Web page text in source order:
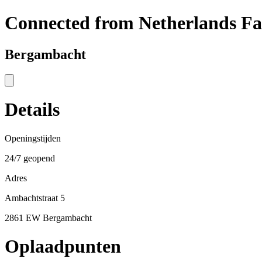
Connected from Netherlands
Bergambacht
Details
Openingstijden
24/7 geopend
Adres
Ambachtstraat 5
2861 EW Bergambacht
Oplaadpunten